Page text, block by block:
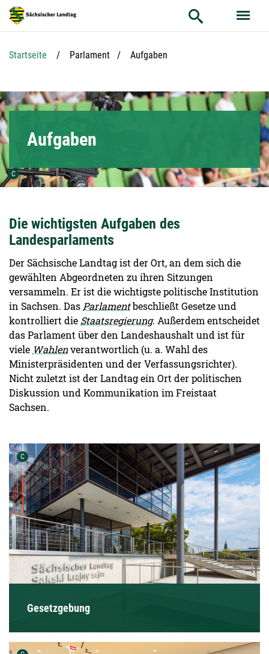
Hauptnavigation
Hauptinhalt
Service
Startseite Parlament Aktuelle Seite:
Aufgaben
C Urheber der Grafik:
Aufgaben
Die wichtigsten Aufgaben des
Landesparlaments
Der Sächsische Landtag ist der Ort, an dem sich die
gewählten Abgeordneten zu ihren Sitzungen
versammeln. Er ist die wichtigste politische Institution
in Sachsen. Das Parlamentbeschließt Gesetze und
kontrolliert die Staatsregierung. Außerdem entscheidet
das Parlament über den Landeshaushalt und ist für
viele Wahlenverantwortlich (u. a. Wahl des
Ministerpräsidenten und der Verfassungsrichter).
Nicht zuletzt ist der Landtag ein Ort der politischen
Diskussion und Kommunikation im Freistaat
Sachsen.
C Urheber der Grafik:
Gesetzgebung